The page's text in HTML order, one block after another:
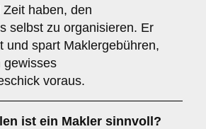
haben, den
selbst zu organisieren. Er
und spart Maklergebühren,
gewisses
voraus.
ist ein Makler sinnvoll?